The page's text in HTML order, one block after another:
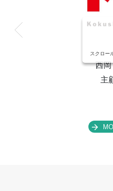
西岡
主
スクロー